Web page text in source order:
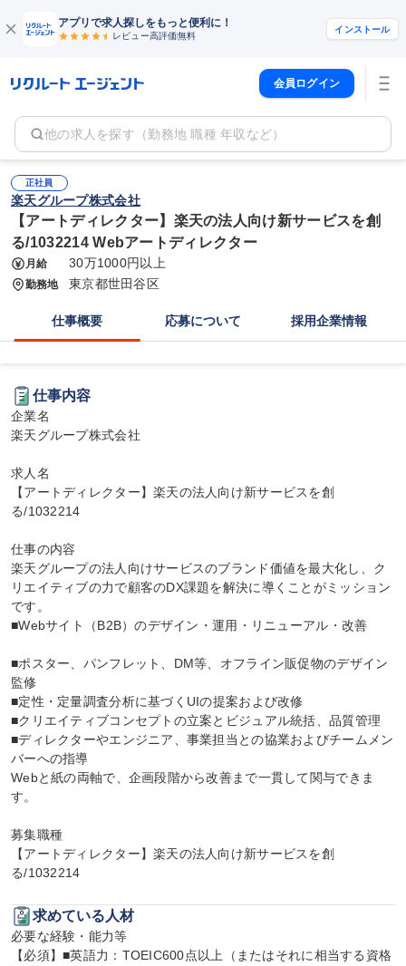
アプリで求人探しをもっと便利に！
レビュー高評価無料
インストール
会員ログイン
他の求人を探す（勤務地 職種 年収など）
正社員
楽天グループ株式会社
【アートディレクター】楽天の法人向け新サービスを創
る/1032214 Webアートディレクター
月給 30万1000円以上
勤務地 東京都世田谷区
仕事概要 応募について 採用企業情報
仕事内容
企業名
楽天グループ株式会社
求人名
【アートディレクター】楽天の法人向け新サービスを創
る/1032214
仕事の内容
楽天グループの法人向けサービスのブランド価値を最大化し、ク
リエイティブの力で顧客のDX課題を解決に導くことがミッション
です。
■Webサイト（B2B）のデザイン・運用・リニューアル・改善
■ポスター、パンフレット、DM等、オフライン販促物のデザイン
監修
■定性・定量調査分析に基づくUIの提案および改修
■クリエイティブコンセプトの立案とビジュアル統括、品質管理
■ディレクターやエンジニア、事業担当との協業およびチームメン
バーへの指導
Webと紙の両軸で、企画段階から改善まで一貫して関与できま
す。
募集職種
【アートディレクター】楽天の法人向け新サービスを創
る/1032214
求めている人材
必要な経験・能力等
【必須】■英語力：TOEIC600点以上（またはそれに相当する資格